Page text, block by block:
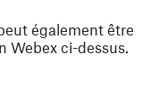
également être
Webex ci-dessus.